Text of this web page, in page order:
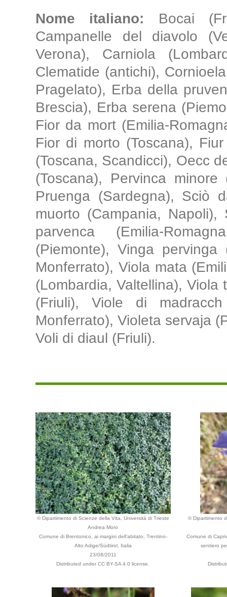
Nome italiano: Bocai
Campanelle del diavolo
Verona), Carniola
Clematide (antichi),
Pragelato), Erba della
Brescia), Erba serena
Fior da mort (Emilia-
Fior di morto (Toscana),
(Toscana, Scandicci), Oecc
(Toscana), Pervinca
Pruenga (Sardegna), Sciò
muorto (Campania, Napoli),
parvenca (Emilia-
(Piemonte), Vinga
Monferrato), Viola mata
(Lombardia, Valtellina),
(Friuli), Viole di
Monferrato), Violeta servaja
Voli di diaul (Friuli).
© Dipartimento di Scienze della Vita, Università di Trieste
Andrea Moro
Comune di Brentonico, ai margini dell'abitato, Trentino-
Alto Adige/Südtirol, Italia
23/08/2011
Distributed under CC BY-SA 4.0 license.
© Dipartimento
Comune di
sentiero